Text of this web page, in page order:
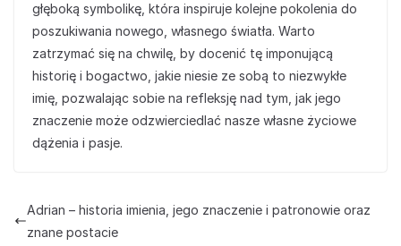
głęboką symbolikę, która inspiruje kolejne pokolenia do
poszukiwania nowego, własnego światła. Warto
zatrzymać się na chwilę, by docenić tę imponującą
historię i bogactwo, jakie niesie ze sobą to niezwykłe
imię, pozwalając sobie na refleksję nad tym, jak jego
znaczenie może odzwierciedlać nasze własne życiowe
dążenia i pasje.
Adrian – historia imienia, jego znaczenie i patronowie oraz
znane postacie